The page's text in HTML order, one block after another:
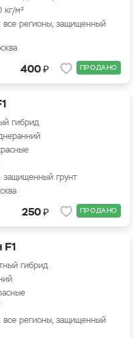
кг/м²
все регионы, защищенный
400₽ ПРОДАНО
гибрид
защищенный грунт
250₽ ПРОДАНО
гибрид
все регионы, защищенный